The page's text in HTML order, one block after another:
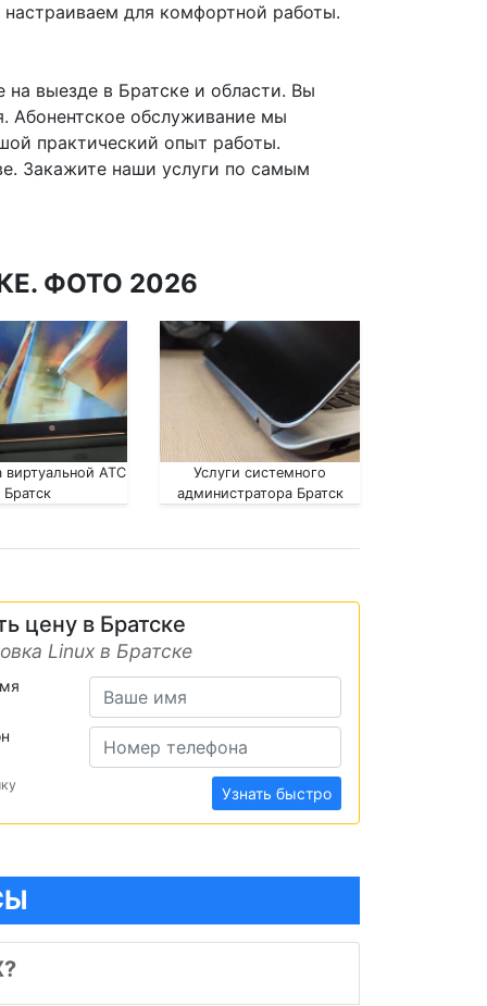
для комфортной работы.
выезде в Братске и области. Вы
Абонентское обслуживание мы
практический опыт работы.
Закажите наши услуги по самым
ФОТО 2026
виртуальной АТС
Братск
Услуги системного
администратора Братск
цену в Братске
Linux в Братске
Узнать быстро